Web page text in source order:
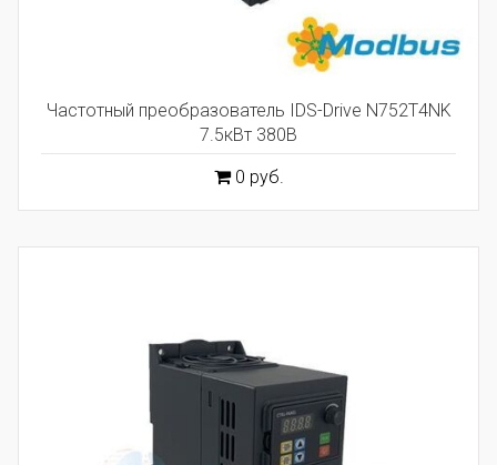
Частотный преобразователь IDS-Drive N752T4NK
7.5кВт 380В
0 руб.